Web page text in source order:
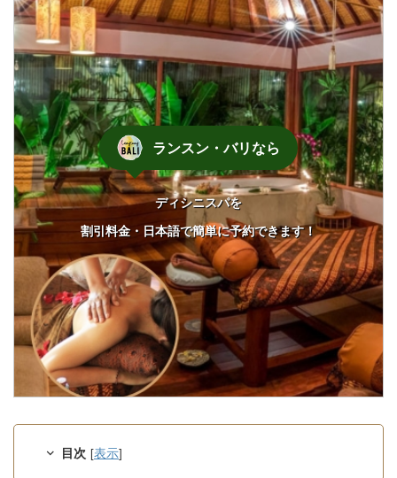
ランスン・バリなら
ディシニスパを
割引料金・日本語で簡単に予約できます！
目次 [表示]